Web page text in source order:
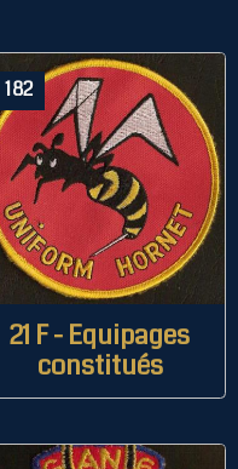
182
21 F - Equipages
constitués